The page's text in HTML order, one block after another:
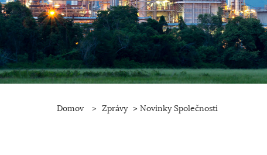
Domov > Zprávy > Novinky Společnosti